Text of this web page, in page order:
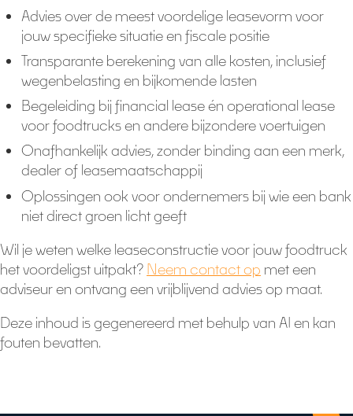
Advies over de meest voordelige leasevorm voor
jouw specifieke situatie en fiscale positie
Transparante berekening van alle kosten, inclusief
wegenbelasting en bijkomende lasten
Begeleiding bij financial lease én operational lease
voor foodtrucks en andere bijzondere voertuigen
Onafhankelijk advies, zonder binding aan een merk,
dealer of leasemaatschappij
Oplossingen ook voor ondernemers bij wie een bank
niet direct groen licht geeft
Wil je weten welke leaseconstructie voor jouw foodtruck
het voordeligst uitpakt? Neem contact op met een
adviseur en ontvang een vrijblijvend advies op maat.
Deze inhoud is gegenereerd met behulp van AI en kan
fouten bevatten.